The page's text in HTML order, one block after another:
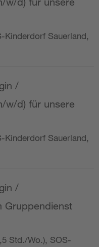
Kinderdorf Sauerland,
/
w/d) für unsere
Kinderdorf Sauerland,
/
Gruppendienst
Std./Wo.), SOS-